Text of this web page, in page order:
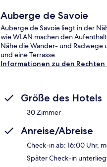
Auberge de Savoie
Auberge de Savoie liegt in der
wie WLAN machen den
Nähe die Wander- und
und eine Terrasse.
Informationen zu den
Größe des Hotels
30 Zimmer
Anreise/Abreise
Check-in ab: 16:00 Uhr,
Später Check-in